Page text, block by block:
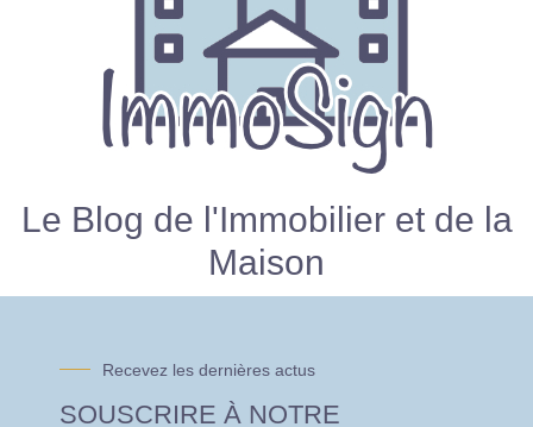
Le Blog de l'Immobilier et de la
Maison
Recevez les dernières actus
SOUSCRIRE À NOTRE